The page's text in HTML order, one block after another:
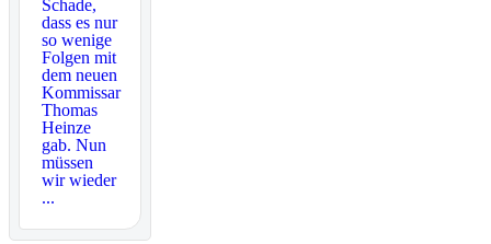
Schade,
dass es nur
so wenige
Folgen mit
dem neuen
Kommissar
Thomas
Heinze
gab. Nun
müssen
wir wieder
...